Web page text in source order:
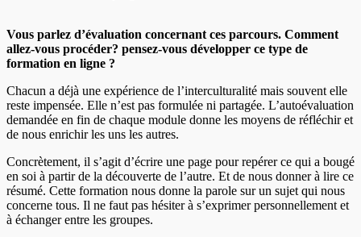
Vous parlez d’évaluation concernant ces parcours. Comment
allez-vous procéder? pensez-vous développer ce type de
formation en ligne ?
Chacun a déjà une expérience de l’interculturalité mais souvent elle
reste impensée. Elle n’est pas formulée ni partagée. L’autoévaluation
demandée en fin de chaque module donne les moyens de réfléchir et
de nous enrichir les uns les autres.
Concrètement, il s’agit d’écrire une page pour repérer ce qui a bougé
en soi à partir de la découverte de l’autre. Et de nous donner à lire ce
résumé. Cette formation nous donne la parole sur un sujet qui nous
concerne tous. Il ne faut pas hésiter à s’exprimer personnellement et
à échanger entre les groupes.